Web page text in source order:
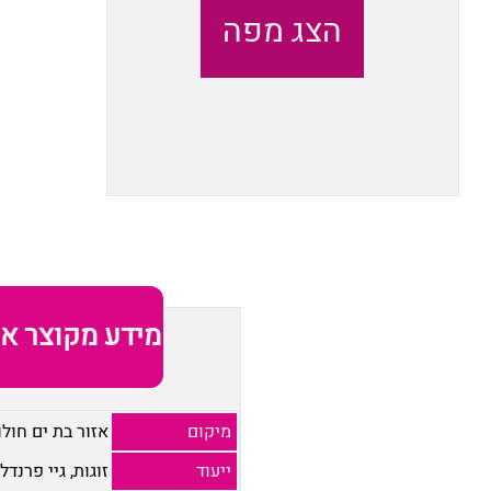
הצג מפה
מידע מקוצר
מיקום אזור בת ים
ייעוד
זוגות, גיי